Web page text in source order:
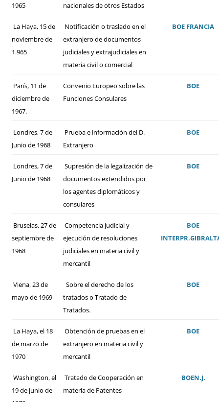
1965
nacionales de otros Estados
La Haya, 15 de
noviembre de
1.965
Notificación o traslado en el
extranjero de documentos
judiciales y extrajudiciales en
materia civil o comercial
BOE FRANCIA
París, 11 de
diciembre de
1967.
Convenio Europeo sobre las
Funciones Consulares
BOE
Londres, 7 de
Junio de 1968
Prueba e información del D.
Extranjero
BOE
Londres, 7 de
Junio de 1968
Supresión de la legalización de
documentos extendidos por
los agentes diplomáticos y
consulares
BOE
Bruselas, 27 de
septiembre de
1968
Competencia judicial y
ejecución de resoluciones
judiciales en materia civil y
mercantil
BOE
INTERPR.
Viena, 23 de
mayo de 1969
Sobre el derecho de los
tratados o Tratado de
Tratados.
BOE
La Haya, el 18
de marzo de
1970
Obtención de pruebas en el
extranjero en materia civil y
mercantil
BOE
Washington, el
19 de junio de
Tratado de Cooperación en
materia de Patentes
BOEN.J.